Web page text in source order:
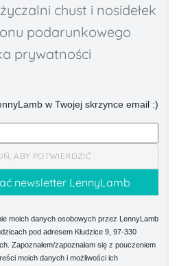
chust i nosidełek
podarunkowego
prywatności
w Twojej skrzynce email :)
ABY POTWIERDZIĆ
moich danych osobowych przez LennyLamb
pod adresem Kłudzice 9, 97-330
Zapoznałem/zapoznałam się z pouczeniem
moich danych i możliwości ich